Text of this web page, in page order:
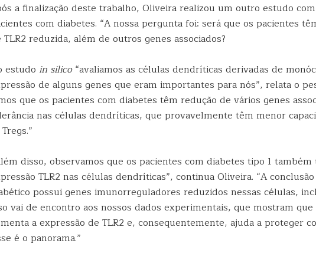
a finalização deste trabalho, Oliveira realizou um outro estudo
com diabetes. “A nossa pergunta foi: será que os pacientes
TLR2 reduzida, além de outros genes associados?
estudo in silico“avaliamos as células dendríticas derivadas de
de alguns genes que eram importantes para nós”, relata o
que os pacientes com diabetes têm redução de vários genes
nas células dendríticas, que provavelmente têm menor
disso, observamos que os pacientes com diabetes tipo 1
TLR2 nas células dendríticas”, continua Oliveira. “A
possui genes imunorreguladores reduzidos nessas células,
vai de encontro aos nossos dados experimentais, que mostram
a expressão de TLR2 e, consequentemente, ajuda a proteger
é o panorama.”